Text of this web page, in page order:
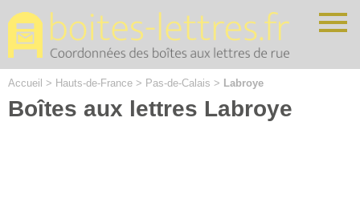
Accueil > Hauts-de-France > Pas-de-Calais > Labroye
Boîtes aux lettres Labroye